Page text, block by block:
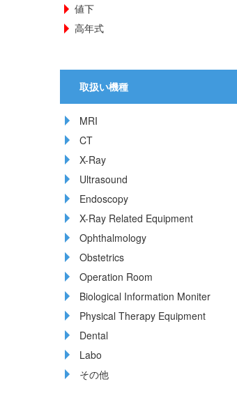
値下
高年式
取扱い機種
MRI
CT
X-Ray
Ultrasound
Endoscopy
X-Ray Related Equipment
Ophthalmology
Obstetrics
Operation Room
Biological Information Moniter
Physical Therapy Equipment
Dental
Labo
その他